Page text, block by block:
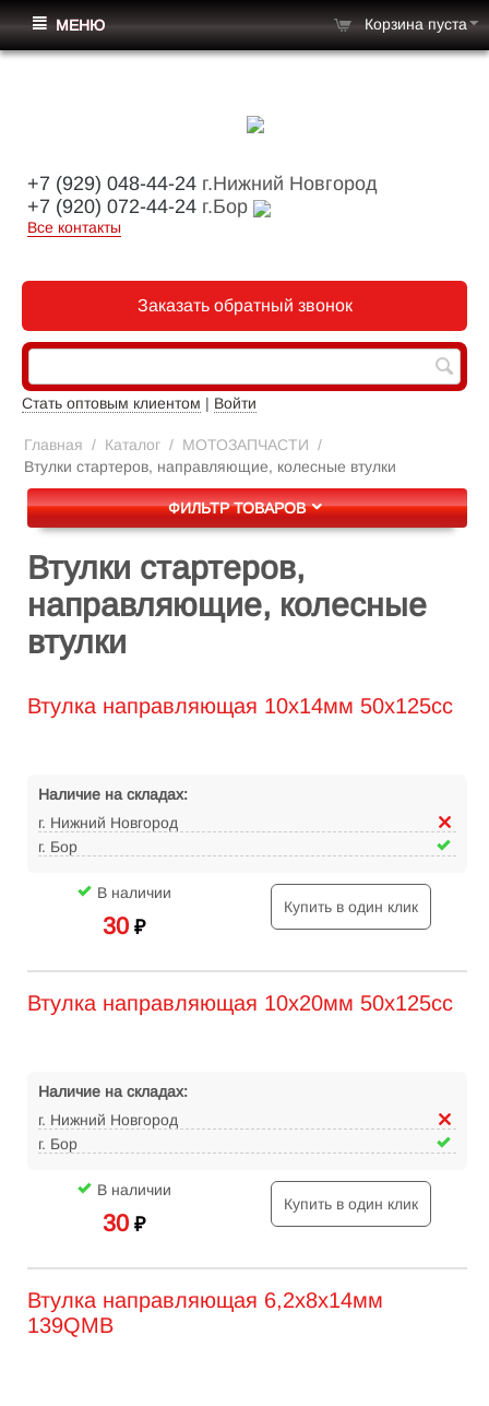
+7 (929) 048-44-24 г.Нижний Новгород
+7 (920) 072-44-24 г.Бор
Все контакты
Заказать обратный звонок
Стать оптовым клиентом | Войти
МЕНЮ Корзина пуста
Главная / Каталог / МОТОЗАПЧАСТИ /
Втулки стартеров, направляющие, колесные втулки
ФИЛЬТР ТОВАРОВ
Втулки стартеров,
направляющие, колесные
втулки
Втулка направляющая 10х14мм 50х125сс
Наличие на складах:
г. Нижний Новгород
г. Бор
В наличии
30 ₽
Купить в один клик
Втулка направляющая 10х20мм 50х125сс
Наличие на складах:
г. Нижний Новгород
г. Бор
В наличии
30 ₽
Купить в один клик
Втулка направляющая 6,2х8х14мм
139QMB